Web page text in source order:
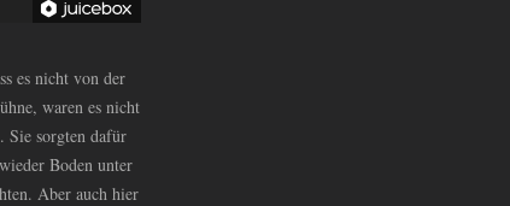
es nicht von der
waren es nicht
Sie sorgten dafür
Boden unter
Aber auch hier